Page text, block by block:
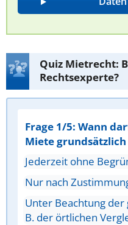
Quiz Mietrecht:
Rechtsexperte?
Frage 1/5: Wann
Miete
Jederzeit ohne
Nur nach
Unter Beachtung der
B. der örtlichen